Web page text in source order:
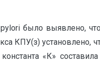
было выявлено,
КПУ(з) установлено,
«К»